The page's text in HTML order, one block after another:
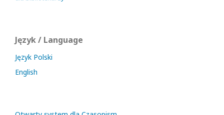
Język / Language
Język Polski
English